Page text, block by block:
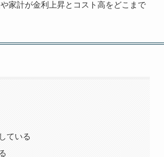
家計が金利上昇とコスト高をどこまで
ている